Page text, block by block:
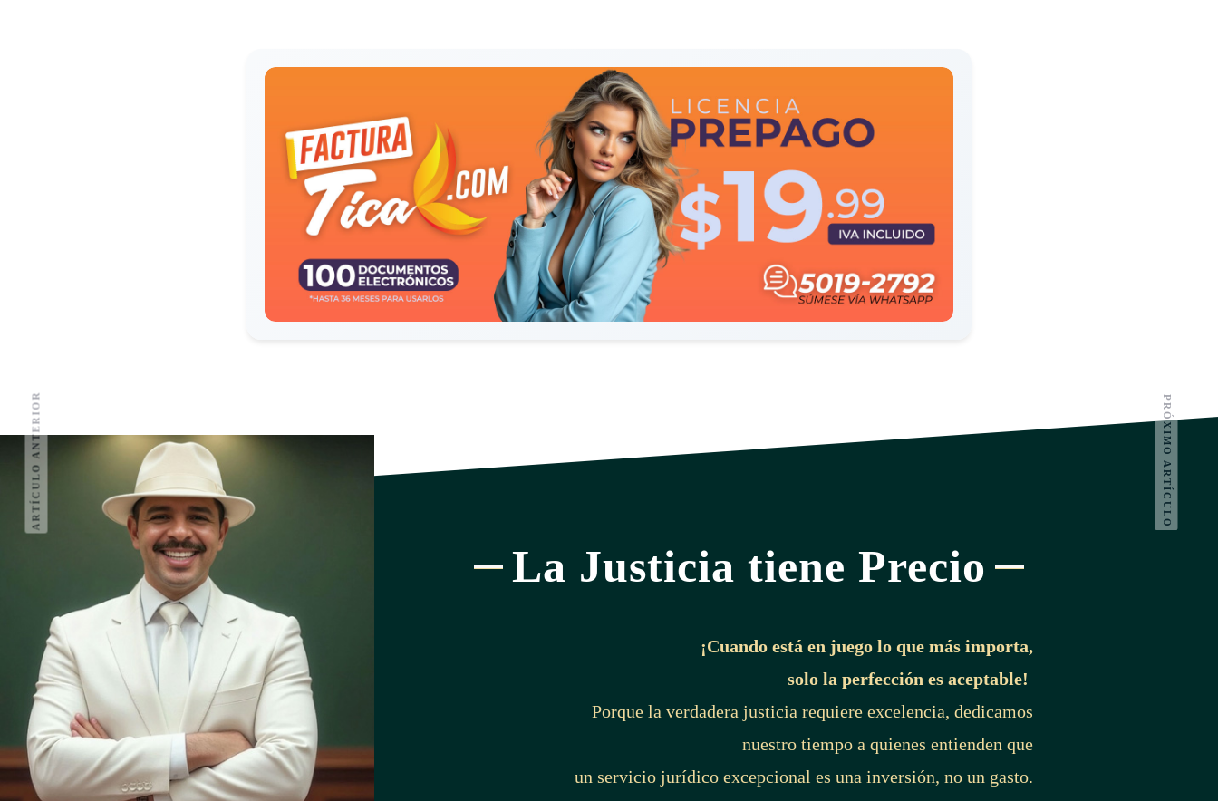
ARTÍCULO ANTERIOR PRÓXIMO ARTÍCULO
La Justicia tiene Precio
¡Cuando está en juego lo que más importa,
solo la perfección es aceptable!
Porque la verdadera justicia requiere excelencia, dedicamos
nuestro tiempo a quienes entienden que
un servicio jurídico excepcional es una inversión, no un gasto.